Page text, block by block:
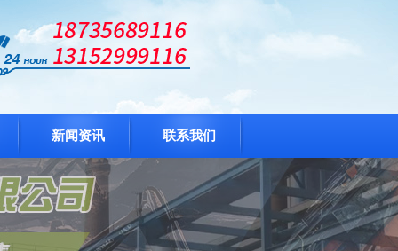
新闻资讯 联系我们